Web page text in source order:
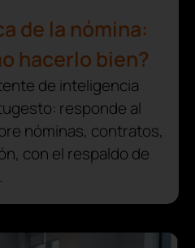
de la nómina:
hacerlo bien?
de inteligencia
responde al
nóminas, contratos,
con el respaldo de